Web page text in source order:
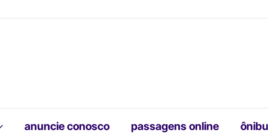
anuncie conosco passagens online